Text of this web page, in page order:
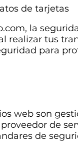
de tarjetas
la
realizar tus
para
web son
de
de